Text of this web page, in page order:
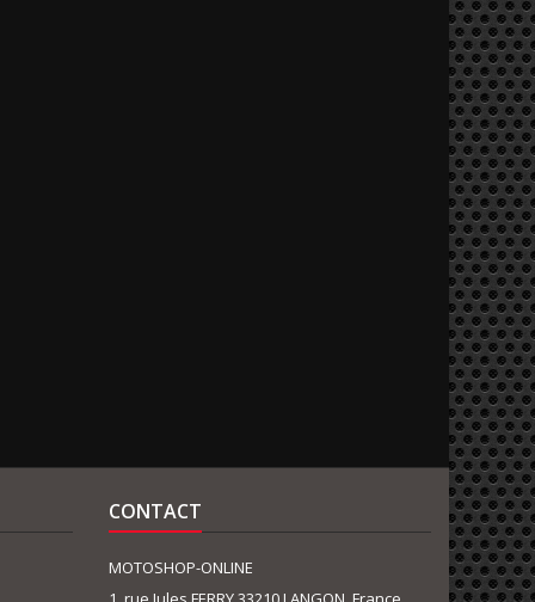
CONTACT
MOTOSHOP-ONLINE